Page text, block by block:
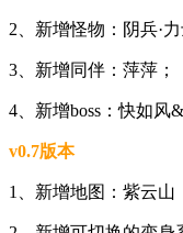
2、新增怪物：阴兵·
3、新增同伴：萍萍；
4、新增boss：快如风
v0.7版本
1、新增地图：紫云山